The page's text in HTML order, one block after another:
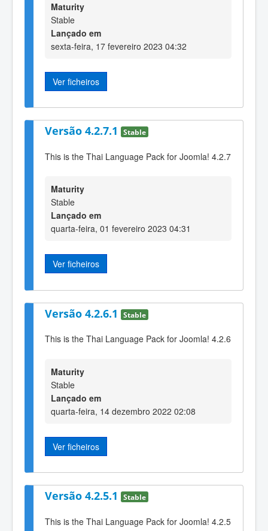
Maturity
Stable
Lançado em
sexta-feira, 17 fevereiro 2023 04:32
Ver ficheiros
Versão 4.2.7.1 Stable
This is the Thai Language Pack for Joomla! 4.2.7
Maturity
Stable
Lançado em
quarta-feira, 01 fevereiro 2023 04:31
Ver ficheiros
Versão 4.2.6.1 Stable
This is the Thai Language Pack for Joomla! 4.2.6
Maturity
Stable
Lançado em
quarta-feira, 14 dezembro 2022 02:08
Ver ficheiros
Versão 4.2.5.1 Stable
This is the Thai Language Pack for Joomla! 4.2.5